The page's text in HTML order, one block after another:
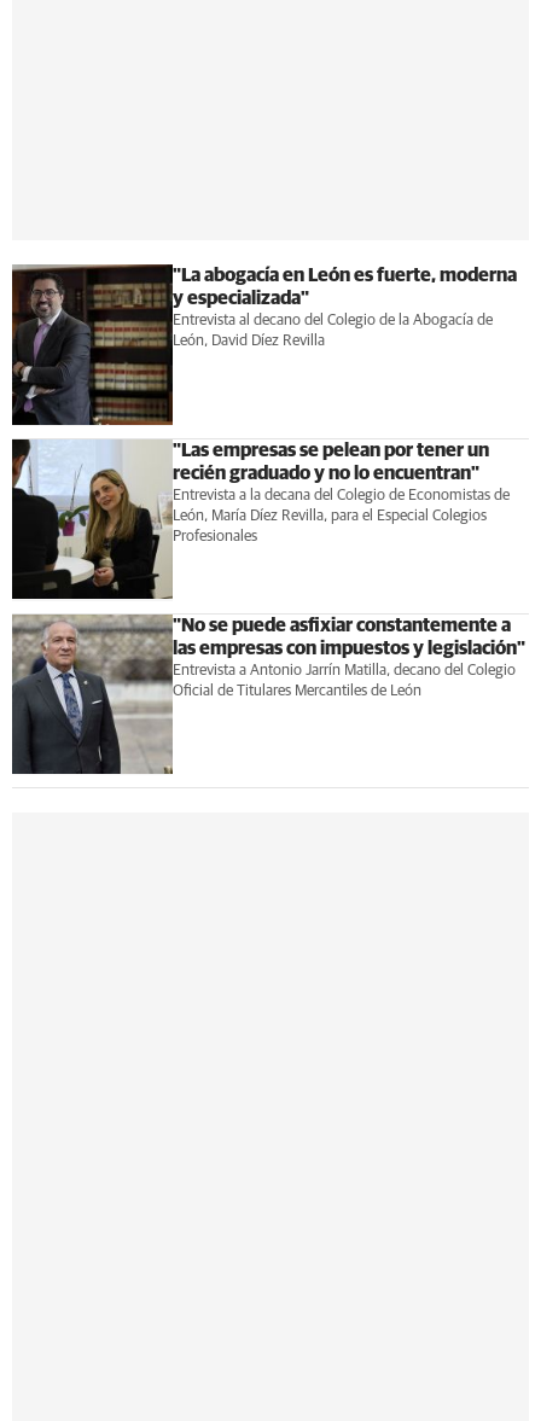
"La abogacía en León es fuerte, moderna
y especializada"
Entrevista al decano del Colegio de la Abogacía de
León, David Díez Revilla
"Las empresas se pelean por tener un
recién graduado y no lo encuentran"
Entrevista a la decana del Colegio de Economistas de
León, María Díez Revilla, para el Especial Colegios
Profesionales
"No se puede asfixiar constantemente a
las empresas con impuestos y legislación"
Entrevista a Antonio Jarrín Matilla, decano del Colegio
Oficial de Titulares Mercantiles de León